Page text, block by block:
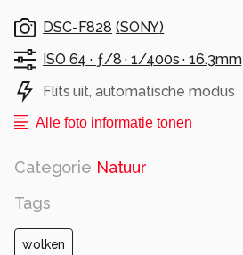
DSC-F828 (SONY)
ISO 64 · ƒ/8 ·1/400s ·16.3mm
Flits uit, automatische modus
Alle foto informatie tonen
Categorie Natuur
Tags
wolken